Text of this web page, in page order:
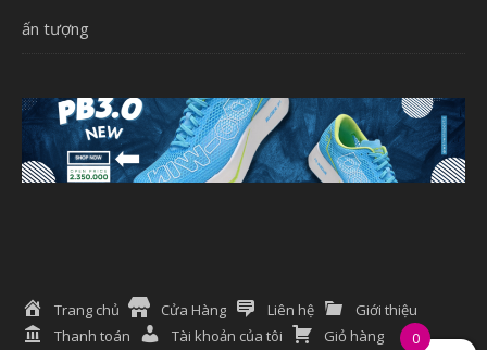
ấn tượng
Trang chủ Cửa Hàng Liên hệ
Giới thiệu
Thanh toán
Tài khoản của tôi Giỏ hàng 0